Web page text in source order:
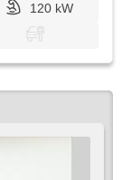
120 kW